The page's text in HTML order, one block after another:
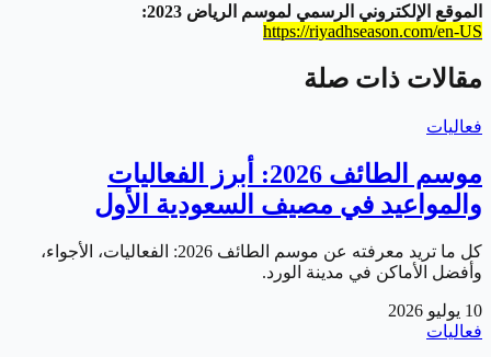
الموقع الإلكتروني الرسمي لموسم الرياض 2023:
https://riyadhseason.com/en-US
مقالات ذات صلة
فعاليات
موسم الطائف 2026: أبرز الفعاليات
والمواعيد في مصيف السعودية الأول
كل ما تريد معرفته عن موسم الطائف 2026: الفعاليات، الأجواء،
وأفضل الأماكن في مدينة الورد.
10 يوليو 2026
فعاليات